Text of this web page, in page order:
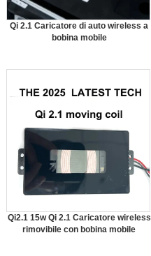
Qi 2.1 Caricatore di auto wireless a
bobina mobile
Qi2.1 15w Qi 2.1 Caricatore wireless
rimovibile con bobina mobile